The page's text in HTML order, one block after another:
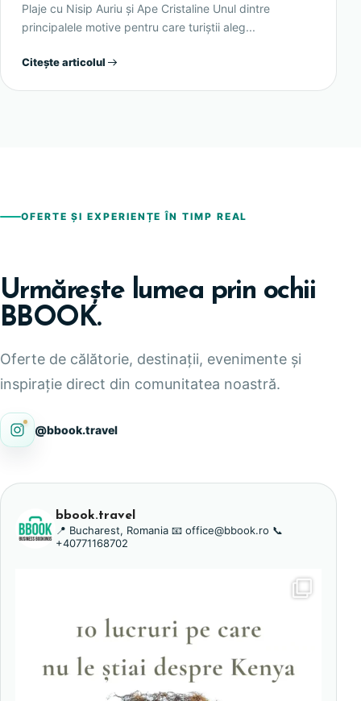
Plaje cu Nisip Auriu și Ape Cristaline Unul dintre
principalele motive pentru care turiștii aleg...
Citește articolul
OFERTE ȘI EXPERIENȚE ÎN TIMP REAL
Urmărește lumea prin ochii
BBOOK.
Oferte de călătorie, destinații, evenimente și
inspirație direct din comunitatea noastră.
@bbook.travel
bbook.travel
📍 Bucharest, Romania 📧 office@bbook.ro 📞
+40771168702